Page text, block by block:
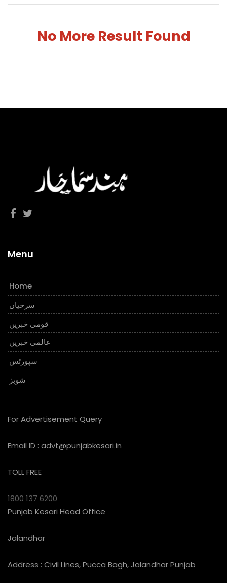
No More Result Found
Menu
Home
سرخیاں
قومی خبریں
عالمی خبریں
سپورٹس
شوبز
For Advertisement Query
Email ID : advt@punjabkesari.in
TOLL FREE
1800 137 6200
Punjab Kesari Head Office
Jalandhar
Address : Civil Lines, Pucca Bagh, Jalandhar Punjab